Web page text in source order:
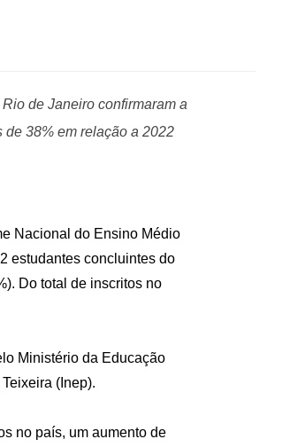
de Janeiro confirmaram a
38% em relação a 2022
Nacional do Ensino Médio
estudantes concluintes do
Do total de inscritos no
Ministério da Educação
(Inep).
no país, um aumento de